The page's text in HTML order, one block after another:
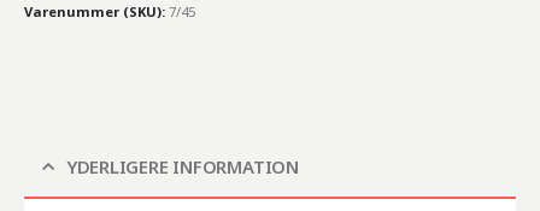
Varenummer (SKU): 7/45
YDERLIGERE INFORMATION